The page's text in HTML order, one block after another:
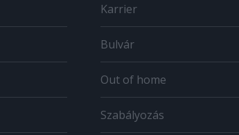
Karrier
Bulvár
Out of home
Szabályozás